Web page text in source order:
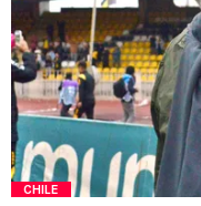
CHILE